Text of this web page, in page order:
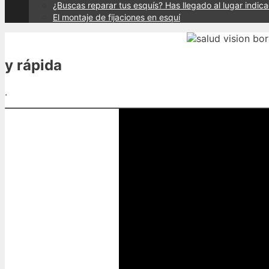
¿Buscas reparar tus esquís? Has llegado al lugar
El montaje de fijaciones en esquí
y rápida
.